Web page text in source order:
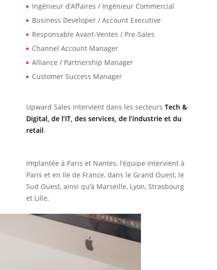
Ingénieur d’Affaires / Ingénieur Commercial
Business Developer / Account Executive
Responsable Avant-Ventes / Pre-Sales
Channel Account Manager
Alliance / Partnership Manager
Customer Success Manager
Upward Sales intervient dans les secteurs Tech &
Digital, de l’IT, des services, de l’industrie et du
retail.
Implantée à Paris et Nantes, l’équipe intervient à
Paris et en Ile de France, dans le Grand Ouest, le
Sud Ouest, ainsi qu’à Marseille, Lyon, Strasbourg
et Lille.